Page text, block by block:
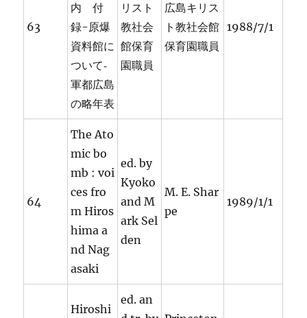
63
内 付
録-原爆
資料館に
ついて‐
軍都広島
の略年表
リスト
教社会
館保育
園職員
広島キリス
ト教社会館
保育園職員
1988/7/1
64
The Ato
mic bo
mb : voi
ces fro
m Hiros
hima a
nd Nag
asaki
ed. by
Kyoko
and M
ark Sel
den
M. E. Shar
pe
1989/1/1
Hiroshi
ed. an